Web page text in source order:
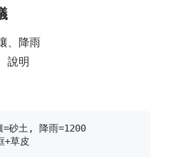
、降雨
說明
=砂土, 降雨=1200
+草皮